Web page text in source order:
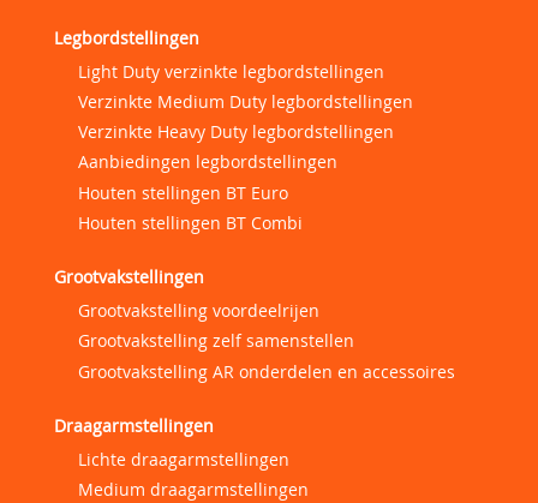
Legbordstellingen
Light Duty verzinkte legbordstellingen
Verzinkte Medium Duty legbordstellingen
Verzinkte Heavy Duty legbordstellingen
Aanbiedingen legbordstellingen
Houten stellingen BT Euro
Houten stellingen BT Combi
Grootvakstellingen
Grootvakstelling voordeelrijen
Grootvakstelling zelf samenstellen
Grootvakstelling AR onderdelen en accessoires
Draagarmstellingen
Lichte draagarmstellingen
Medium draagarmstellingen